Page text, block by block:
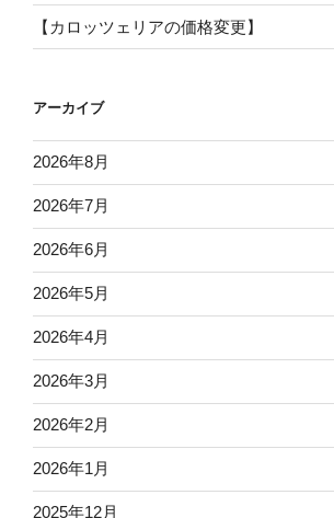
【カロッツェリアの価格変更】
アーカイブ
2026年8月
2026年7月
2026年6月
2026年5月
2026年4月
2026年3月
2026年2月
2026年1月
2025年12月